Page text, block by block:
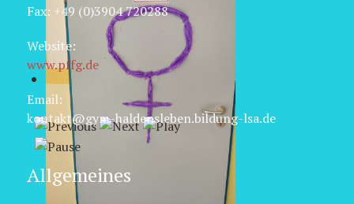
Fax: +49 (0)3904 720288
Website:
www.pffg.de
Email:
kontakt@gym-haldensleben.bildung-lsa.de
Allgemeines